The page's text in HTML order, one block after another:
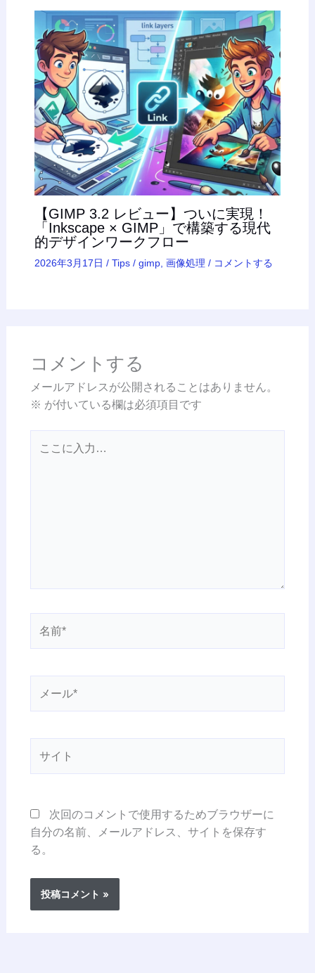
【GIMP 3.2 レビュー】ついに実現！
「Inkscape × GIMP」で構築する現代
的デザインワークフロー
2026年3月17日 / Tips/ gimp, 画像処理 / コメントする
コメントする
メールアドレスが公開されることはありません。
※ が付いている欄は必須項目です
*
次回のコメントで使用するためブラウザーに
自分の名前、メールアドレス、サイトを保存す
る。